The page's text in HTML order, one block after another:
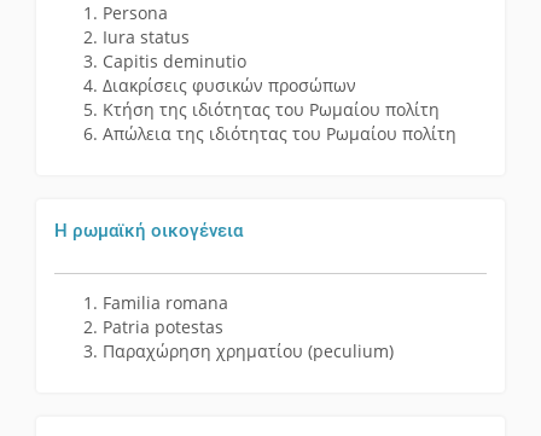
Persona
Iura status
Capitis deminutio
Διακρίσεις φυσικών προσώπων
Κτήση της ιδιότητας του Ρωμαίου πολίτη
Απώλεια της ιδιότητας του Ρωμαίου πολίτη
Η ρωμαϊκή οικογένεια
Familia romana
Patria potestas
Παραχώρηση χρηματίου (peculium)